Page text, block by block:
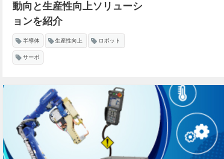
動向と生産性向上ソリューシ
ョンを紹介
半導体 生産性向上 ロボット
サーボ